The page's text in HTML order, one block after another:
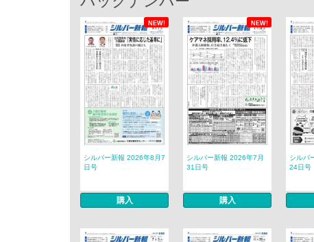
NEW! NEW!
シルバー新報 2026年8月7
日号
購入
シルバー新報 2026年7月
31日号
購入
シルバ
24日号